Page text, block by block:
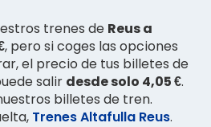
trenes de Reus a
, pero si coges las opciones
el precio de tus billetes de
salir desde solo 4,05 €.
billetes de tren.
Trenes Altafulla Reus.